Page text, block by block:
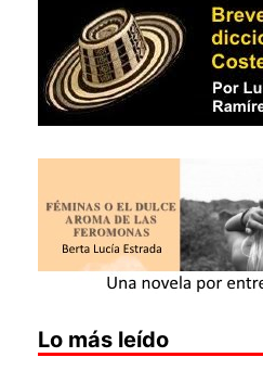
Lo más leído